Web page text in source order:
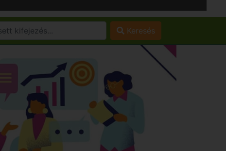
Keresés